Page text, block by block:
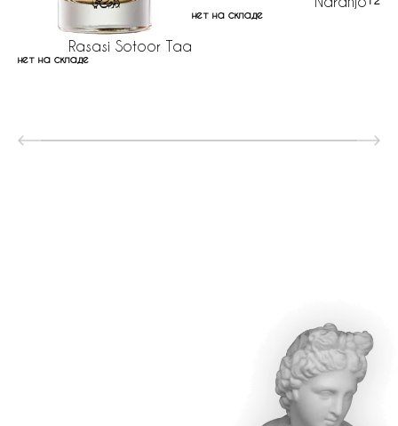
Rasasi Sotoor Taa
нет на складе
нет на складе